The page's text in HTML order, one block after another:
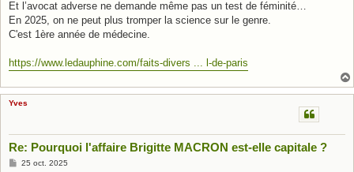
Et l’avocat adverse ne demande même pas un test de féminité…
En 2025, on ne peut plus tromper la science sur le genre.
C'est 1ère année de médecine.
https://www.ledauphine.com/faits-divers ... l-de-paris
Yves
Re: Pourquoi l'affaire Brigitte MACRON est-elle capitale ?
M25 oct. 2025